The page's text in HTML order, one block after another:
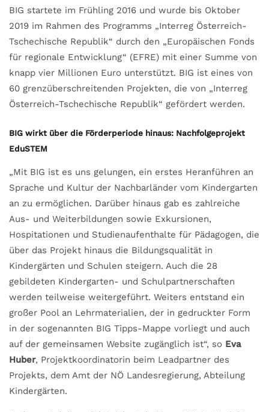
BIG startete im Frühling 2016 und wurde bis Oktober
2019 im Rahmen des Programms „Interreg Österreich-
Tschechische Republik“ durch den „Europäischen Fonds
für regionale Entwicklung“ (EFRE) mit einer Summe von
knapp vier Millionen Euro unterstützt. BIG ist eines von
60 grenzüberschreitenden Projekten, die von „Interreg
Österreich-Tschechische Republik“ gefördert werden.
BIG wirkt über die Förderperiode hinaus: Nachfolgeprojekt
EduSTEM
„Mit BIG ist es uns gelungen, ein erstes Heranführen an
Sprache und Kultur der Nachbarländer vom Kindergarten
an zu ermöglichen. Darüber hinaus gab es zahlreiche
Aus- und Weiterbildungen sowie Exkursionen,
Hospitationen und Studienaufenthalte für Pädagogen, die
über das Projekt hinaus die Bildungsqualität in
Kindergärten und Schulen steigern. Auch die 28
gebildeten Kindergarten- und Schulpartnerschaften
werden teilweise weitergeführt. Weiters entstand ein
großer Pool an Lehrmaterialien, der in gedruckter Form
in der sogenannten BIG Tipps-Mappe vorliegt und auch
auf der gemeinsamen Website zugänglich ist“, so Eva
Huber, Projektkoordinatorin beim Leadpartner des
Projekts, dem Amt der NÖ Landesregierung, Abteilung
Kindergärten.